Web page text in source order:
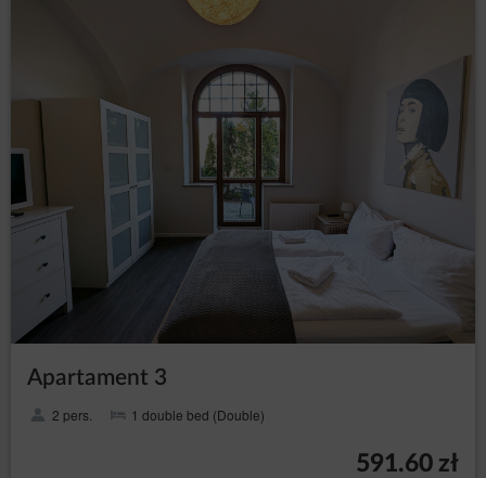
Apartament 3
2 pers. 1 double bed (Double)
591.60 zł